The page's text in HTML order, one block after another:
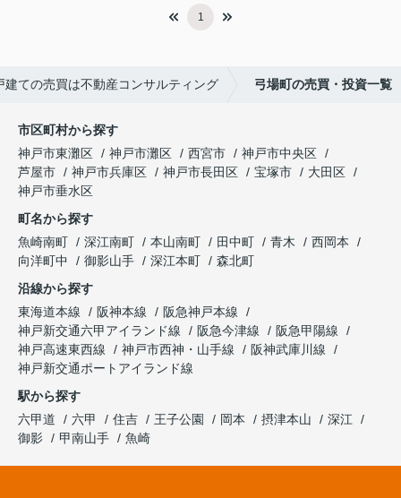
1
建ての売買は不動産コンサルティング 弓場町の売買・投資一覧
市区町村から探す
神戸市東灘区
神戸市灘区 西宮市
神戸市中央区
芦屋市
神戸市兵庫区 神戸市長田区 宝塚市
大田区
神戸市垂水区
町名から探す
魚崎南町
深江南町 本山南町 田中町 青木
西岡本
向洋町中
御影山手 深江本町
森北町
沿線から探す
東海道本線
阪神本線
阪急神戸本線
神戸新交通六甲アイランド線
阪急今津線
阪急甲陽線
神戸高速東西線
神戸市西神・山手線
阪神武庫川線
神戸新交通ポートアイランド線
駅から探す
六甲道
六甲 住吉 王子公園 岡本 摂津本山
深江
御影
甲南山手 魚崎